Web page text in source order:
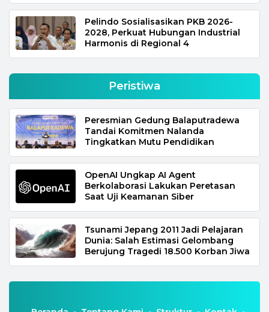
Pelindo Sosialisasikan PKB 2026-
2028, Perkuat Hubungan Industrial
Harmonis di Regional 4
Peristiwa
Peresmian Gedung Balaputradewa
Tandai Komitmen Nalanda
Tingkatkan Mutu Pendidikan
OpenAI Ungkap AI Agent
Berkolaborasi Lakukan Peretasan
Saat Uji Keamanan Siber
Tsunami Jepang 2011 Jadi Pelajaran
Dunia: Salah Estimasi Gelombang
Berujung Tragedi 18.500 Korban Jiwa